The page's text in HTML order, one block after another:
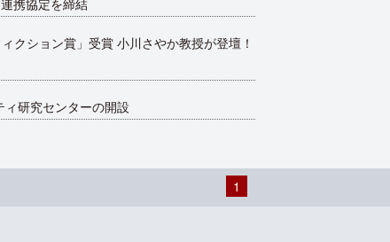
携協定を締結
クション賞」受賞 小川さやか教授が登壇！
研究センターの開設
1